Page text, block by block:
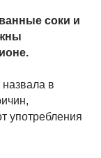
соки и
в
употребления